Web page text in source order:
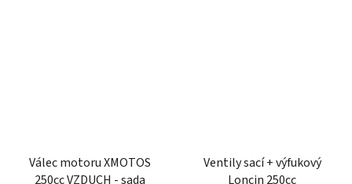
Válec motoru XMOTOS
250cc VZDUCH - sada
Ventily sací + výfukový
Loncin 250cc